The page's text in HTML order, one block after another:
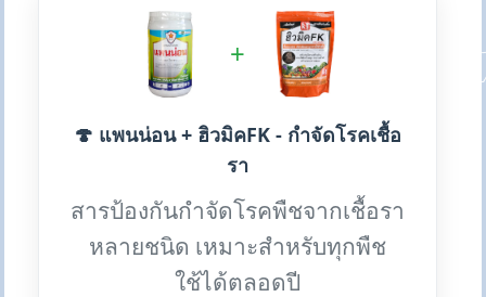
+
🍄 แพนน่อน + ฮิวมิคFK - กำจัดโรคเชื้อ
รา
สารป้องกันกำจัดโรคพืชจากเชื้อรา
หลายชนิด เหมาะสำหรับทุกพืช
ใช้ได้ตลอดปี